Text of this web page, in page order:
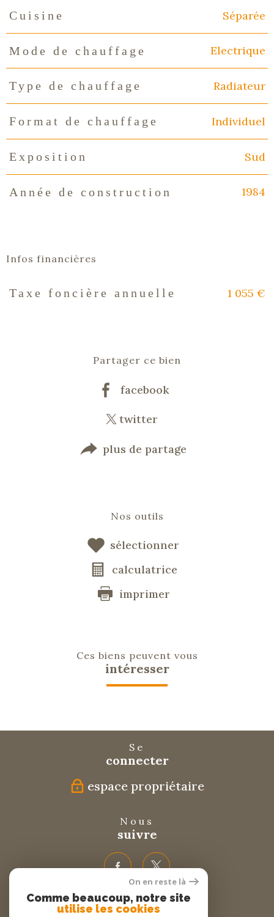
Cuisine Séparée
Mode de chauffage Electrique
Type de chauffage Radiateur
Format de chauffage Individuel
Exposition Sud
Année de construction 1984
Infos financières
Caractéristiques Valeurs
Taxe foncière annuelle 1 055 €
Partager ce bien
facebook
twitter
plus de partage
Nos outils
sélectionner
calculatrice
imprimer
Ces biens peuvent vous
intéresser
Se
connecter
espace propriétaire
Nous
suivre
Nous
On en reste là
Comme beaucoup, notre site
utilise les cookies